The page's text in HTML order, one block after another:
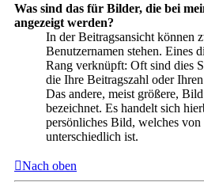
Was sind das für Bilder, die bei
angezeigt werden?
In der Beitragsansicht können
Benutzernamen stehen. Eines
Rang verknüpft: Oft sind dies
die Ihre Beitragszahl oder
Das andere, meist größere,
bezeichnet. Es handelt sich
persönliches Bild, welches
unterschiedlich ist.
Nach oben